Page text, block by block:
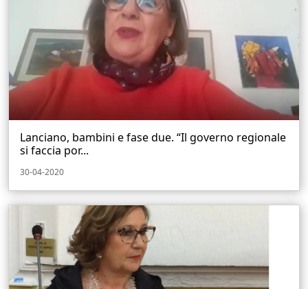
Lanciano, bambini e fase due. “Il governo regionale
si faccia por...
30-04-2020